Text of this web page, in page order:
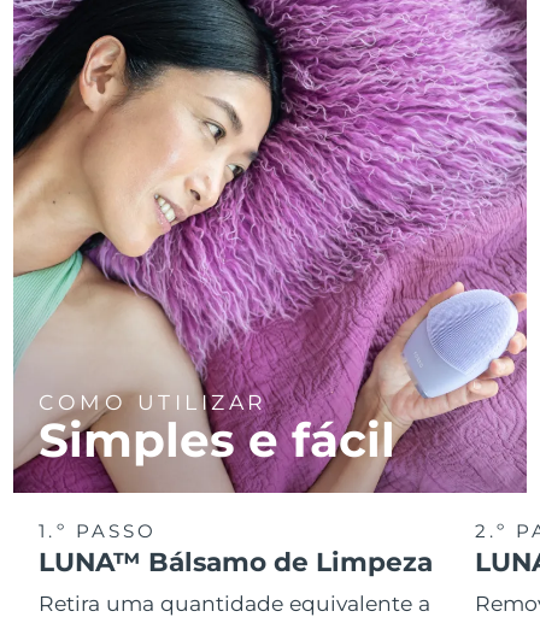
COMO UTILIZAR
Simples e fácil
1.º PASSO
LUNA™ Bálsamo de Limpeza
Retira uma quantidade equivalente a
2.º